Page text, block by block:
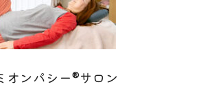
オンパシー®サロン